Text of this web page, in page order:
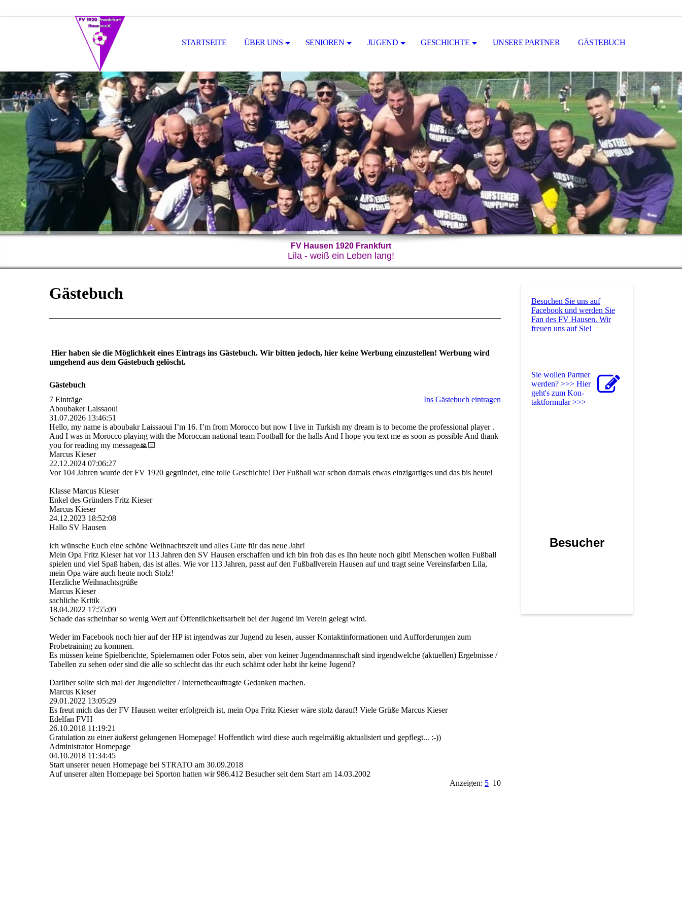
STARTSEITE ÜBER UNS SENIOREN JUGEND GESCHICHTE UNSERE PARTNER GÄSTEBUCH
FV Hausen 1920 Frankfurt
Lila - weiß ein Leben lang!
Gästebuch
Hier haben sie die Möglichkeit eines Eintrags ins Gästebuch. Wir bitten jedoch, hier keine Werbung einzustellen! Werbung wird
umgehend aus dem Gästebuch gelöscht.
Gästebuch
7 Einträge
Ins Gästebuch eintragen
Aboubaker Laissaoui
31.07.2026 13:46:51
Hello, my name is aboubakr Laissaoui I’m 16. I’m from Morocco but now I live in Turkish my dream is to become the professional player .
And I was in Morocco playing with the Moroccan national team Football for the halls And I hope you text me as soon as possible And thank
you for reading my message🙏🏻
Marcus Kieser
22.12.2024 07:06:27
Vor 104 Jahren wurde der FV 1920 gegründet, eine tolle Geschichte! Der Fußball war schon damals etwas einzigartiges und das bis heute!
Klasse Marcus Kieser
Enkel des Gründers Fritz Kieser
Marcus Kieser
24.12.2023 18:52:08
Hallo SV Hausen
ich wünsche Euch eine schöne Weihnachtszeit und alles Gute für das neue Jahr!
Mein Opa Fritz Kieser hat vor 113 Jahren den SV Hausen erschaffen und ich bin froh das es Ihn heute noch gibt! Menschen wollen Fußball
spielen und viel Spaß haben, das ist alles. Wie vor 113 Jahren, passt auf den Fußballverein Hausen auf und tragt seine Vereinsfarben Lila,
mein Opa wäre auch heute noch Stolz!
Herzliche Weihnachtsgrüße
Marcus Kieser
sachliche Kritik
18.04.2022 17:55:09
Schade das scheinbar so wenig Wert auf Öffentlichkeitsarbeit bei der Jugend im Verein gelegt wird.
Weder im Facebook noch hier auf der HP ist irgendwas zur Jugend zu lesen, ausser Kontaktinformationen und Aufforderungen zum
Probetraining zu kommen.
Es müssen keine Spielberichte, Spielernamen oder Fotos sein, aber von keiner Jugendmannschaft sind irgendwelche (aktuellen) Ergebnisse /
Tabellen zu sehen oder sind die alle so schlecht das ihr euch schämt oder habt ihr keine Jugend?
Darüber sollte sich mal der Jugendleiter / Internetbeauftragte Gedanken machen.
Marcus Kieser
29.01.2022 13:05:29
Es freut mich das der FV Hausen weiter erfolgreich ist, mein Opa Fritz Kieser wäre stolz darauf! Viele Grüße Marcus Kieser
Edelfan FVH
26.10.2018 11:19:21
Gratulation zu einer äußerst gelungenen Homepage! Hoffentlich wird diese auch regelmäßig aktualisiert und gepflegt... :-))
Administrator Homepage
04.10.2018 11:34:45
Start unserer neuen Homepage bei STRATO am 30.09.2018
Auf unserer alten Homepage bei Sporton hatten wir 986.412 Besucher seit dem Start am 14.03.2002
Anzeigen: 5 10
Besuchen Sie uns auf
Facebook und werden Sie
Fan des FV Hausen. Wir
freuen uns auf Sie!
Sie wollen Partner
werden? >>> Hier
geht's zum Kon­
takt­for­mu­lar >>>
Besucher